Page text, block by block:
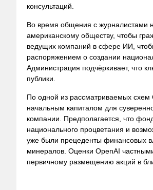
консультаций.
Во время общения с журналистами
американскому обществу, чтобы
ведущих компаний в сфере ИИ,
распоряжением о создании
Администрация подчёркивает, что
публики.
По одной из рассматриваемых схем
начальным капиталом для
компании. Предполагается, что
национального процветания и
уже были прецеденты финансовых
минералов. Оценки OpenAI
первичному размещению акций в